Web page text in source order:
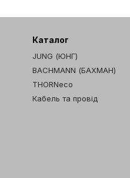
Каталог
JUNG (ЮНГ)
BACHMANN (БАХМАН)
THORNeco
Кабель та провід